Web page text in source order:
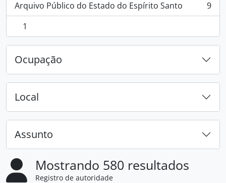
Arquivo Público do Estado do Espírito Santo
, 9 resultados 9
, 1 resultados
1
Ocupação
Local
Assunto
Mostrando 580 resultados
Registro de autoridade